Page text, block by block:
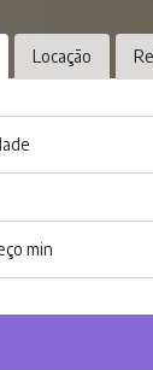
Locação
min